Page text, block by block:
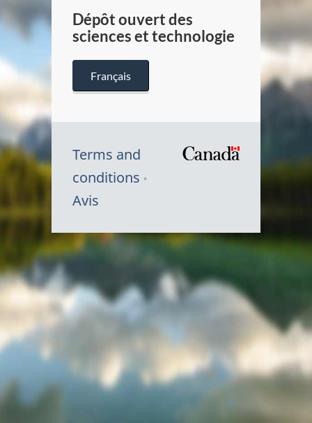
Dépôt ouvert des
sciences et technologie
Français
Terms and
conditions
Avis
Symbole
du